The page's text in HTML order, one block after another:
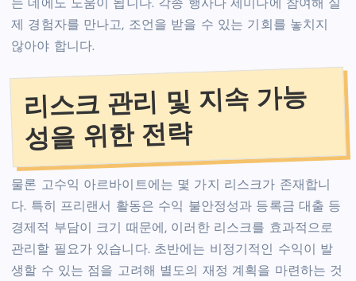
는 데에도 도움이 됩니다. 각종 행사나 세미나에 참여해 실
제 경험자를 만나고, 조언을 받을 수 있는 기회를 놓치지
않아야 합니다.
리스크 관리 및 지속 가능
성을 위한 전략
물론 고수익 아르바이트에는 몇 가지 리스크가 존재합니
다. 특히 프리랜서 활동은 수익 불안정성과 등록금 대출 등
경제적 부담이 크기 때문에, 이러한 리스크를 효과적으로
관리할 필요가 있습니다. 초반에는 비정기적인 수익이 발
생할 수 있는 점을 고려해 별도의 재정 계획을 마련하는 것